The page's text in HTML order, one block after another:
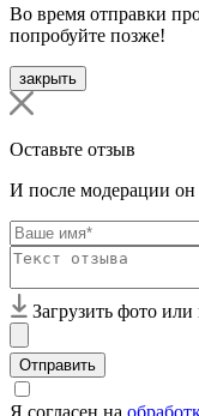
Во время отправки
попробуйте позже!
закрыть
Оставьте отзыв
И после модерации он
Загрузить фото или
Отправить